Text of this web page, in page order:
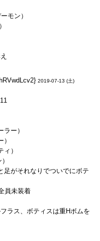
モン）
2019-07-13 (土)
ー）
）
がそれなりでついでにボテ
員未装着
ラス、ボティスは重Hボムを